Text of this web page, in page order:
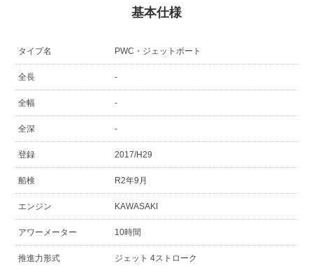
基本仕様
タイプ名 PWC・ジェットボート
全長 -
全幅 -
全深 -
登録 2017/H29
船検 R2年9月
エンジン KAWASAKI
アワーメーター 10時間
推進力形式 ジェット 4ストローク